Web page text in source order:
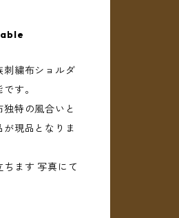
刺繍布ショルダ
す。
特の風合いと
が現品となりま
ます 写真にて